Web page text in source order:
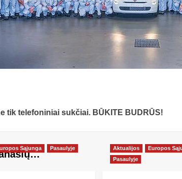
tik telefoniniai sukčiai. BŪKITE BUDRŪS!
Sąjunga
Pasaulyje
Aktualijos Europos
Pasaulyje